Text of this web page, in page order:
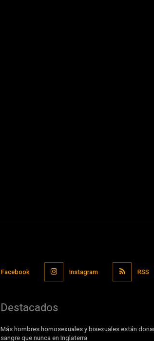
Facebook Instagram RSS
Destacados
Más hombres homosexuales y bisexuales están
sangre que nunca en Inglaterra